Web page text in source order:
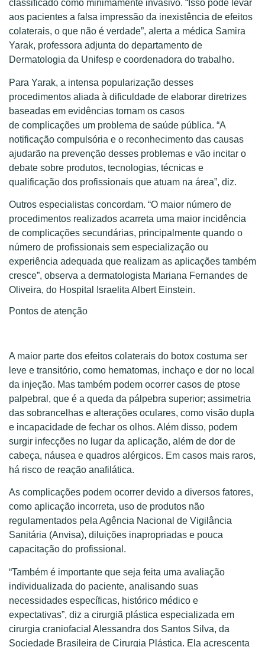
classificado como minimamente invasivo. “Isso pode levar
aos pacientes a falsa impressão da inexistência de efeitos
colaterais, o que não é verdade”, alerta a médica Samira
Yarak, professora adjunta do departamento de
Dermatologia da Unifesp e coordenadora do trabalho.
Para Yarak, a intensa popularização desses
procedimentos aliada à dificuldade de elaborar diretrizes
baseadas em evidências tornam os casos
de complicações um problema de saúde pública. “A
notificação compulsória e o reconhecimento das causas
ajudarão na prevenção desses problemas e vão incitar o
debate sobre produtos, tecnologias, técnicas e
qualificação dos profissionais que atuam na área”, diz.
Outros especialistas concordam. “O maior número de
procedimentos realizados acarreta uma maior incidência
de complicações secundárias, principalmente quando o
número de profissionais sem especialização ou
experiência adequada que realizam as aplicações também
cresce”, observa a dermatologista Mariana Fernandes de
Oliveira, do Hospital Israelita Albert Einstein.
Pontos de atenção
A maior parte dos efeitos colaterais do botox costuma ser
leve e transitório, como hematomas, inchaço e dor no local
da injeção. Mas também podem ocorrer casos de ptose
palpebral, que é a queda da pálpebra superior; assimetria
das sobrancelhas e alterações oculares, como visão dupla
e incapacidade de fechar os olhos. Além disso, podem
surgir infecções no lugar da aplicação, além de dor de
cabeça, náusea e quadros alérgicos. Em casos mais raros,
há risco de reação anafilática.
As complicações podem ocorrer devido a diversos fatores,
como aplicação incorreta, uso de produtos não
regulamentados pela Agência Nacional de Vigilância
Sanitária (Anvisa), diluições inapropriadas e pouca
capacitação do profissional.
“Também é importante que seja feita uma avaliação
individualizada do paciente, analisando suas
necessidades específicas, histórico médico e
expectativas”, diz a cirurgiã plástica especializada em
cirurgia craniofacial Alessandra dos Santos Silva, da
Sociedade Brasileira de Cirurgia Plástica. Ela acrescenta